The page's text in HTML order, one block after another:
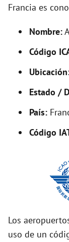
Francia es
Nombre:
Código
Estado /
País:
Código
Los
uso de un